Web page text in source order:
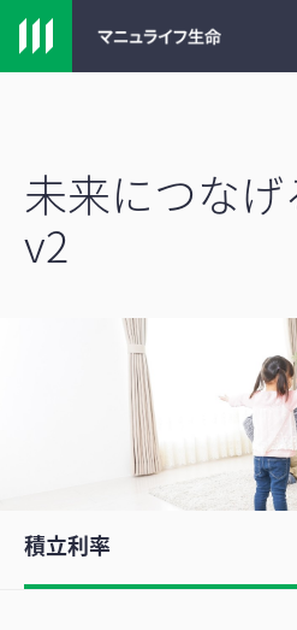
未来につな
v2
積立利率